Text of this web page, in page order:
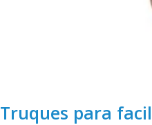
Truques para